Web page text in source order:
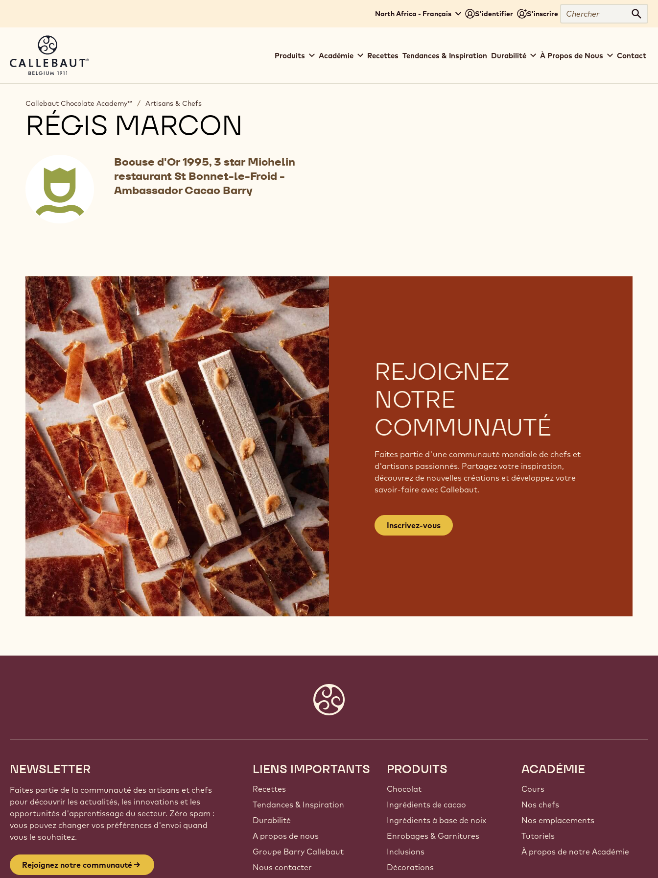
North Africa - Français S'identifier S'inscrire
Chercher
navigation
Produits Académie Recettes Tendances & Inspiration Durabilité À Propos de Nous Contact
Callebaut Chocolate Academy™ / Artisans & Chefs
RÉGIS MARCON
Bocuse d'Or 1995, 3 star Michelin
restaurant St Bonnet-le-Froid -
Ambassador Cacao Barry
REJOIGNEZ
NOTRE
COMMUNAUTÉ
Faites partie d'une communauté mondiale de chefs et
d'artisans passionnés. Partagez votre inspiration,
découvrez de nouvelles créations et développez votre
savoir-faire avec Callebaut.
Inscrivez-vous
NEWSLETTER
Faites partie de la communauté des artisans et chefs
pour découvrir les actualités, les innovations et les
opportunités d'apprentissage du secteur. Zéro spam :
vous pouvez changer vos préférences d'envoi quand
vous le souhaitez.
Rejoignez notre communauté
Footer
Callebaut
LIENS IMPORTANTS
Recettes
Tendances & Inspiration
Durabilité
A propos de nous
Groupe Barry Callebaut
Nous contacter
PRODUITS
Chocolat
Ingrédients de cacao
Ingrédients à base de noix
Enrobages & Garnitures
Inclusions
Décorations
ACADÉMIE
Cours
Nos chefs
Nos emplacements
Tutoriels
À propos de notre Académie